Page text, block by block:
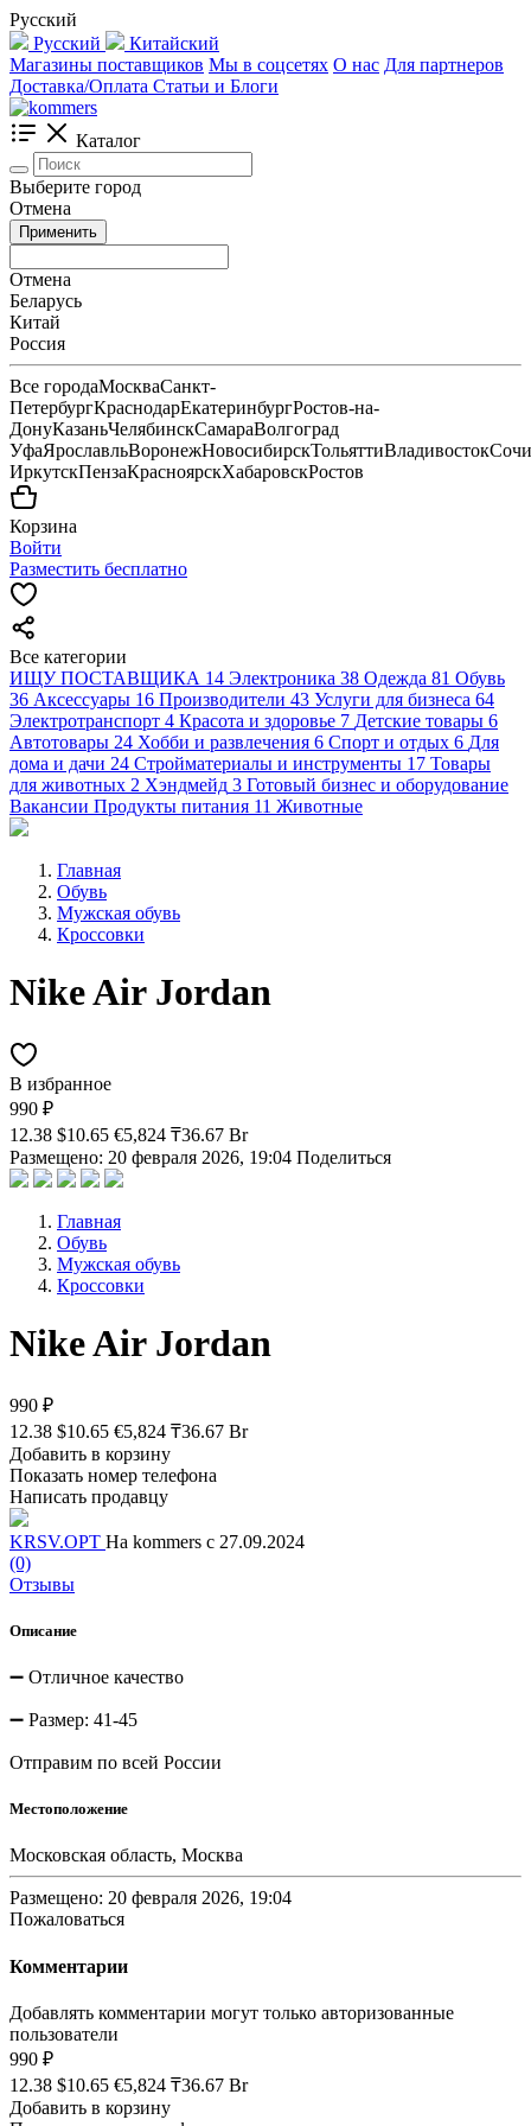
Русский
Русский
Китайский
Магазины поставщиков Мы в соцсетях О нас Для партнеров
Доставка/Оплата Статьи и Блоги
Каталог
Выберите город
Отмена
Применить
Отмена
Беларусь
Китай
Россия
Все городаМоскваСанкт-
ПетербургКраснодарЕкатеринбургРостов-на-
ДонуКазаньЧелябинскСамараВолгоград
УфаЯрославльВоронежНовосибирскТольяттиВладивостокСочи
ИркутскПензаКрасноярскХабаровскРостов
Корзина
Войти
Разместить бесплатно
Все категории
ИЩУ ПОСТАВЩИКА 14 Электроника 38 Одежда 81 Обувь
36 Аксессуары 16 Производители 43 Услуги для бизнеса 64
Электротранспорт 4 Красота и здоровье 7 Детские товары 6
Автотовары 24 Хобби и развлечения 6 Спорт и отдых 6 Для
дома и дачи 24 Стройматериалы и инструменты 17 Товары
для животных 2 Хэндмейд 3 Готовый бизнес и оборудование
Вакансии Продукты питания 11 Животные
Главная
Обувь
Мужская обувь
Кроссовки
Nike Air Jordan
В избранное
990 ₽
12.38 $10.65 €5,824 ₸36.67 Br
Размещено: 20 февраля 2026, 19:04 Поделиться
Главная
Обувь
Мужская обувь
Кроссовки
Nike Air Jordan
990 ₽
12.38 $10.65 €5,824 ₸36.67 Br
Добавить в корзину
Показать номер телефона
Написать продавцу
KRSV.OPT На kommers с 27.09.2024
(0)
Отзывы
Описание
➖ Отличное качество
➖ Размер: 41-45
Отправим по всей России
Местоположение
Московская область, Москва
Размещено: 20 февраля 2026, 19:04
Пожаловаться
Комментарии
Добавлять комментарии могут только авторизованные
пользователи
990 ₽
12.38 $10.65 €5,824 ₸36.67 Br
Добавить в корзину